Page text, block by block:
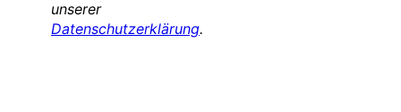
unserer
Datenschutzerklärung.